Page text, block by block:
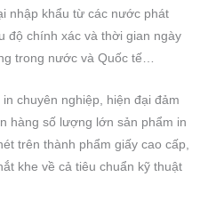
nhập khẩu từ các nước phát
độ chính xác và thời gian ngày
trong nước và Quốc tế…
chuyên nghiệp, hiện đại đảm
hàng số lượng lớn sản phẩm in
trên thành phẩm giấy cao cấp,
khe về cả tiêu chuẩn kỹ thuật